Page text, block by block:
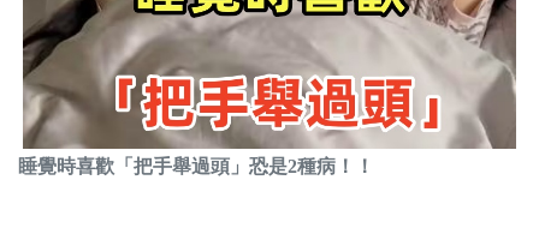
睡覺時喜歡「把手舉過頭」恐是2種病！！